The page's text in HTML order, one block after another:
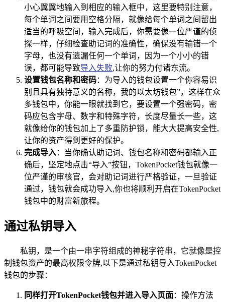
小心翼翼地输入到相应的输入框中，这里要特别注意，
每个单词之间要用空格分隔，就像给每个单词之间留出
适当的呼吸空间，输入完成后，你需要像一位严谨的侦
探一样，仔细检查助记词的准确性，确保没有输错一个
字母，也没有遗漏任何一个单词，因为一个小小的错
误，都可能导致导入失败,让你的努力付诸东流。
设置钱包名称和密码：为导入的钱包设置一个你容易识
别且具有独特意义的名称，我的以太坊钱包”，这样在众
多钱包中，你能一眼就找到它，要设置一个强密码，密
码应包含字母、数字和特殊字符，长度尽量长一些，这
就像给你的钱包加上了多重防护锁，能大大提高安全性,
让你的资产得到更好的保护。
完成导入：当你确认助记词、钱包名称和密码都输入正
确后，坚定地点击“导入”按钮，TokenPocket钱包就像一
位严谨的审核官，会对助记词进行严格验证，一旦验证
通过，钱包就会成功导入,你也将顺利开启在TokenPocket
钱包中的财富新旅程。
通过私钥导入
私钥，是一个由一串字符组成的神秘字符串，它就像是控
制钱包资产的最高权限令牌,以下是通过私钥导入TokenPocket
钱包的步骤：
同样打开TokenPocket钱包并进入导入页面：操作方法